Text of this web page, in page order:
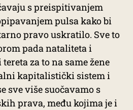
s preispitivanjem
pulsa kako bi
pravo uskratilo. Sve to
pada nataliteta i
za to na same žene
kapitalistički sistem i
sve više suočavamo s
prava, među kojima je i